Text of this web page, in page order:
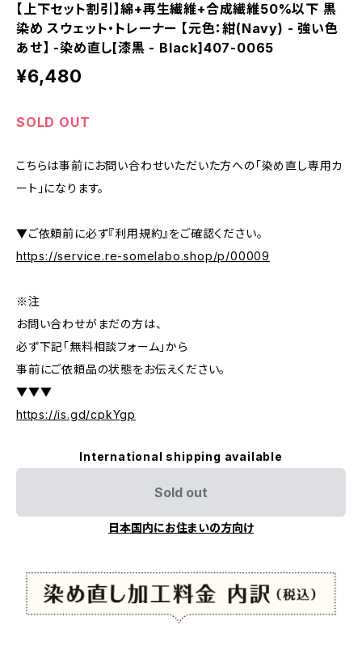
【上下セット割引】綿+再生繊維+合成繊維50%以下 黒
染め スウェット・トレーナー 【元色：紺(Navy) - 強い色
あせ】 -染め直し[漆黒 - Black]407-0065
¥6,480
SOLD OUT
こちらは事前にお問い合わせいただいた方への「染め直し専用カ
ート」になります。
▼ご依頼前に必ず『利用規約』をご確認ください。
https://service.re-somelabo.shop/p/00009
※注
お問い合わせがまだの方は、
必ず下記「無料相談フォーム」から
事前にご依頼品の状態をお伝えください。
▼▼▼
https://is.gd/cpkYgp
International shipping available
Sold out
日本国内にお住まいの方向け